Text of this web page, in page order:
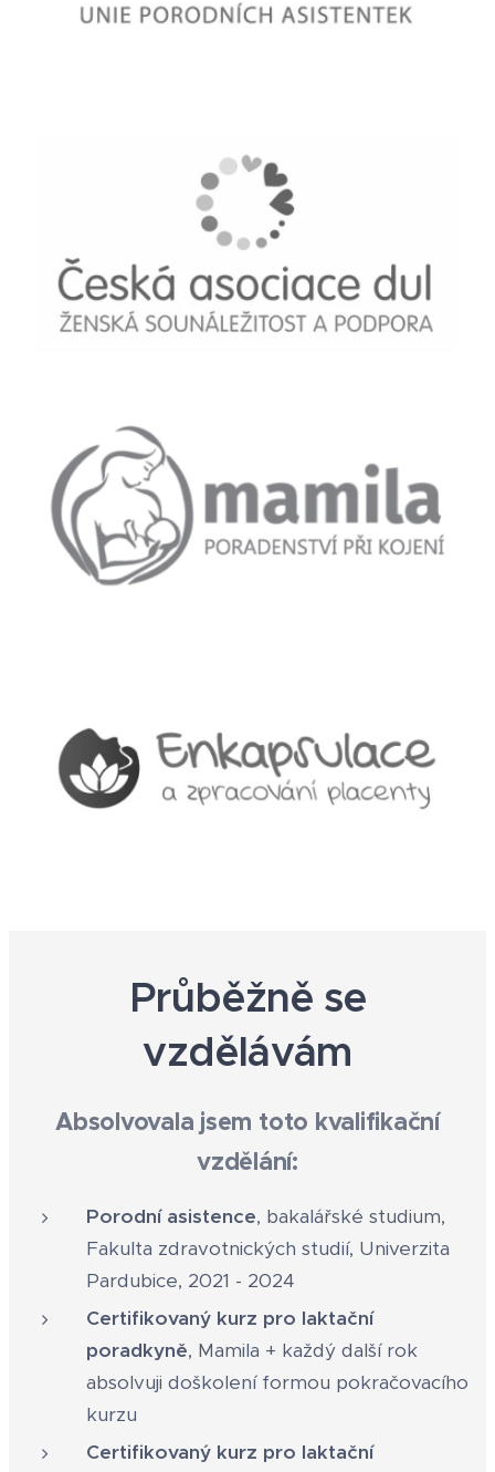
Průběžně se
vzdělávám
Absolvovala jsem toto kvalifikační
vzdělání:
Porodní asistence, bakalářské studium,
Fakulta zdravotnických studií, Univerzita
Pardubice, 2021 - 2024
Certifikovaný kurz pro laktační
poradkyně, Mamila + každý další rok
absolvuji doškolení formou pokračovacího
kurzu
Certifikovaný kurz pro laktační